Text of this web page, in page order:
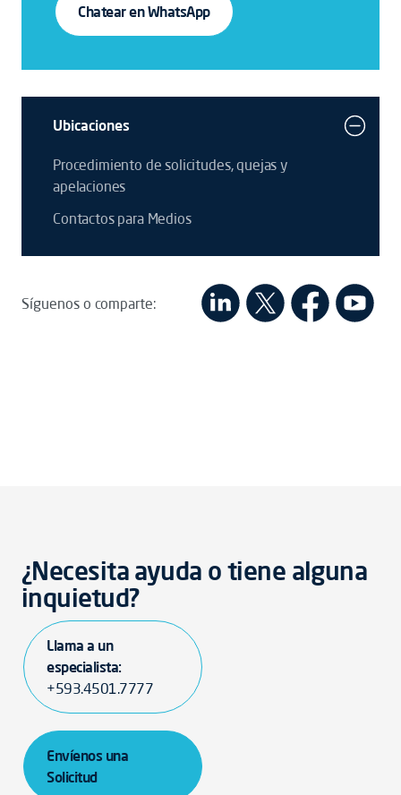
Chatear en WhatsApp
Ubicaciones
Procedimiento de solicitudes, quejas y
apelaciones
Contactos para Medios
Síguenos o comparte:
¿Necesita ayuda o tiene alguna
inquietud?
Llama a un
especialista:
+593.4501.7777
Envíenos una
Solicitud